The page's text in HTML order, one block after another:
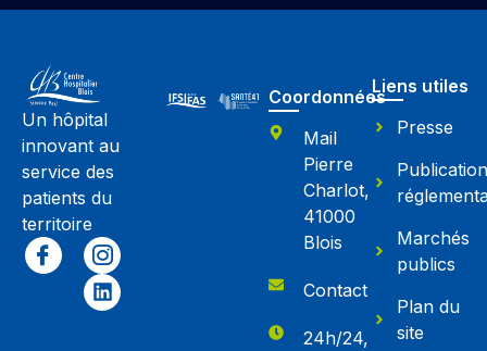
Un hôpital
innovant au
service des
patients du
territoire
Coordonnées
Mail
Pierre
Charlot,
41000
Blois
Contact
24h/24,
Liens utiles
Presse
Marchés
publics
Plan du
site